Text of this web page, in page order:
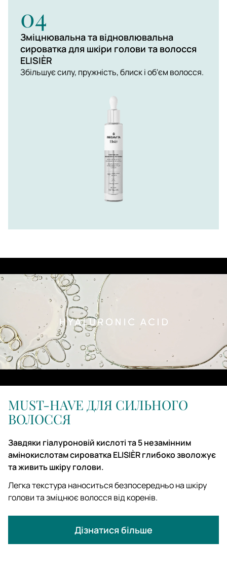
04
Зміцнювальна та відновлювальна
сироватка для шкіри голови та волосся
ELISIÈR
Збільшує силу, пружність, блиск і об'єм волосся.
MUST-HAVE ДЛЯ СИЛЬНОГО
ВОЛОССЯ
Завдяки гіалуроновій кислоті та 5 незамінним
амінокислотам сироватка ELISIÈR глибоко зволожує
та живить шкіру голови.
Легка текстура наноситься безпосередньо на шкіру
голови та зміцнює волосся від коренів.
Дізнатися більше